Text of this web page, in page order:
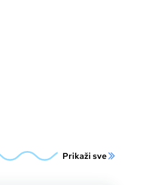
Prikaži sve